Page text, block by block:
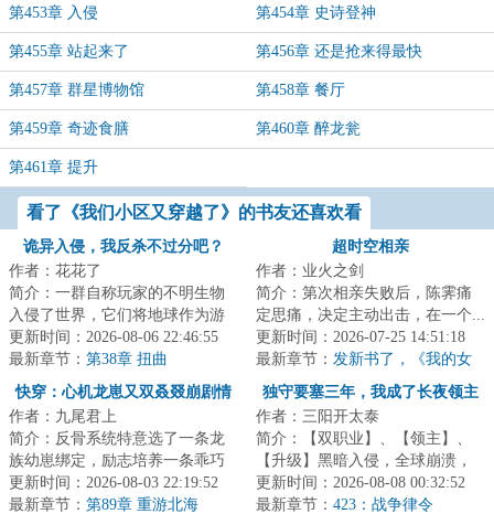
第453章 入侵 第454章 史诗登神
第455章 站起来了 第456章 还是抢来得最快
第457章 群星博物馆 第458章 餐厅
第459章 奇迹食膳 第460章 醉龙瓮
第461章 提升
看了《我们小区又穿越了》的书友还喜欢看
诡异入侵，我反杀不过分吧？
作者：花花了
简介：一群自称玩家的不明生物
入侵了世界，它们将地球作为游
戏场地，展开一场争夺卡牌的游
戏。风翎意外获...
更新时间：2026-08-06 22:46:55
最新章节： 第38章 扭曲
超时空相亲
作者：业火之剑
简介：第次相亲失败后，陈霁痛
定思痛，决定主动出击，在一个...
更新时间：2026-07-25 14:51:18
最新章节： 发新书了，《我的女
友是收容物》
快穿：心机龙崽又双叒叕崩剧情
作者：九尾君上
简介：反骨系统特意选了一条龙
族幼崽绑定，励志培养一条乖巧
听话的小棉袄，为祂疯，为祂
狂，为祂哐哐撞大...
更新时间：2026-08-03 22:19:52
最新章节： 第89章 重游北海
独守要塞三年，我成了长夜领主
作者：三阳开太泰
简介：【双职业】、【领主】、
【升级】黑暗入侵，全球崩溃，
暗幕席卷光明，魔物吞噬人类。
林修作为一个外...
更新时间：2026-08-08 00:32:52
最新章节： 423：战争律令